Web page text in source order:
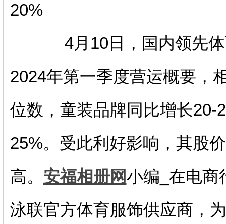
20%
4月10日，国内领先体育
2024年第一季度营运概要，
位数，童装品牌同比增长20-
25%。受此利好影响，其股
高。 安福相册网小编_在电商
泳联官方体育服饰供应商，